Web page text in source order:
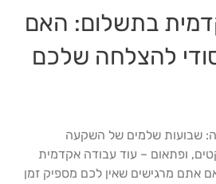
בתשלום: האם
להצלחה שלכם
שבועות שלמים של השקעה
ופתאום – עוד עבודה אקדמית
אתם מרגישים שאין לכם מספיק זמן